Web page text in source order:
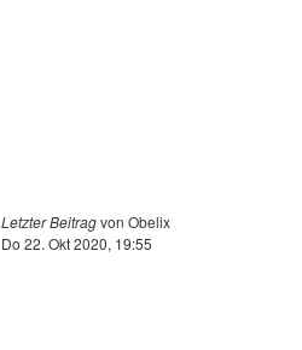
Letzter Beitragvon Obelix
Do 22. Okt 2020, 19:55